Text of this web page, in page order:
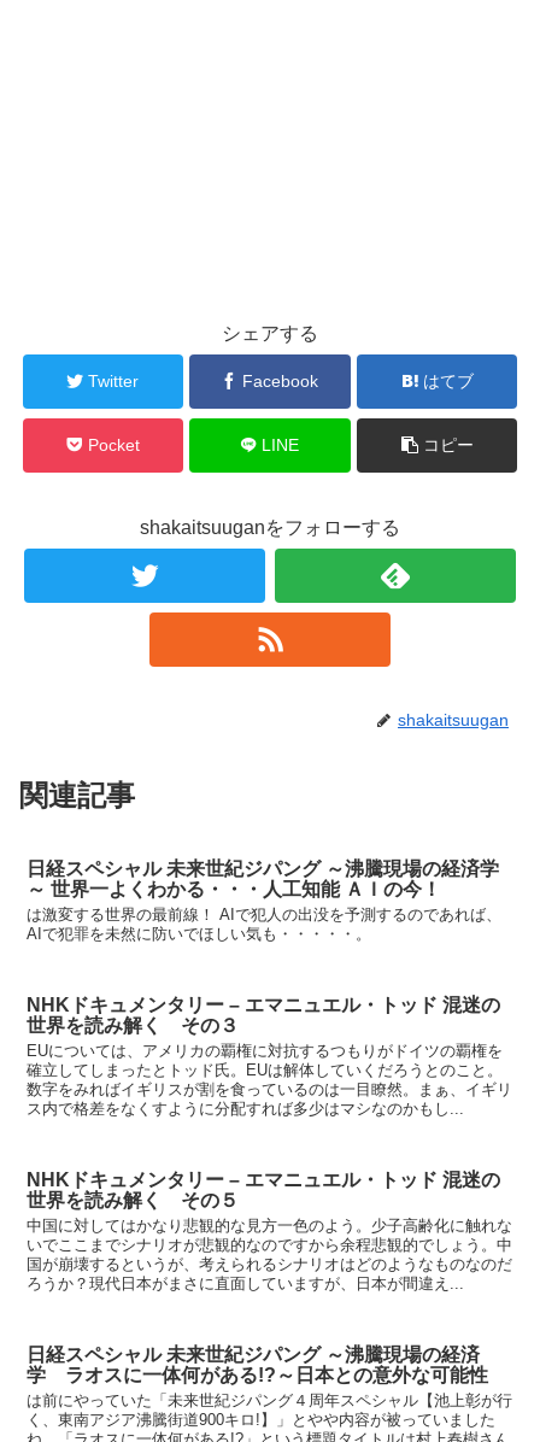
シェアする
Twitter Facebook はてブ
Pocket LINE コピー
shakaitsuuganをフォローする
shakaitsuugan
関連記事
日経スペシャル 未来世紀ジパング ～沸騰現場の経済学
～ 世界一よくわかる・・・人工知能 ＡＩの今！
は激変する世界の最前線！ AIで犯人の出没を予測するのであれば、
AIで犯罪を未然に防いでほしい気も・・・・・。
NHKドキュメンタリー – エマニュエル・トッド 混迷の
世界を読み解く その３
EUについては、アメリカの覇権に対抗するつもりがドイツの覇権を
確立してしまったとトッド氏。EUは解体していくだろうとのこと。
数字をみればイギリスが割を食っているのは一目瞭然。まぁ、イギリ
ス内で格差をなくすように分配すれば多少はマシなのかもし...
NHKドキュメンタリー – エマニュエル・トッド 混迷の
世界を読み解く その５
中国に対してはかなり悲観的な見方一色のよう。少子高齢化に触れな
いでここまでシナリオが悲観的なのですから余程悲観的でしょう。中
国が崩壊するというが、考えられるシナリオはどのようなものなのだ
ろうか？現代日本がまさに直面していますが、日本が間違え...
日経スペシャル 未来世紀ジパング ～沸騰現場の経済
学 ラオスに一体何がある!?～日本との意外な可能性
は前にやっていた「未来世紀ジパング４周年スペシャル【池上彰が行
く、東南アジア沸騰街道900キロ!】」とやや内容が被っていました